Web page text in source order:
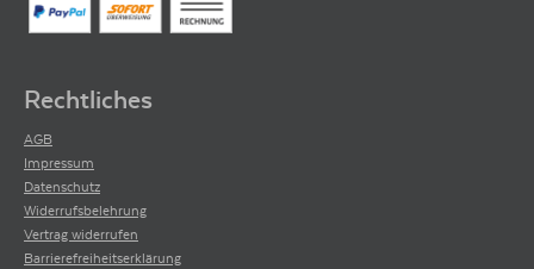
Rechtliches
AGB
Impressum
Datenschutz
Widerrufsbelehrung
Vertrag widerrufen
Barrierefreiheitserklärung